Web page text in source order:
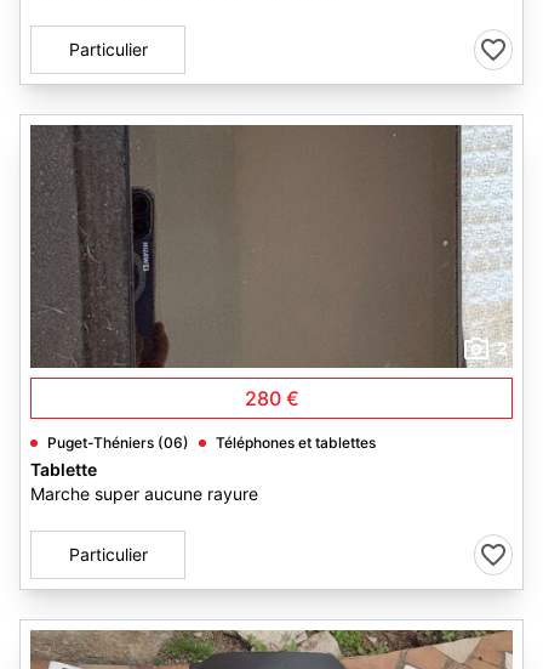
Particulier
2
280 €
Puget-Théniers (06) Téléphones et tablettes
Tablette
Marche super aucune rayure
Particulier